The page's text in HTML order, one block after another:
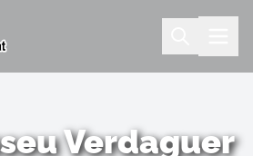
Verdaguer